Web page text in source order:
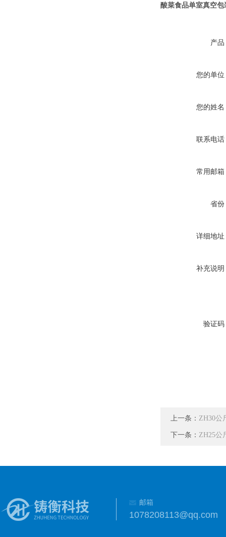
酸菜食品单室真空包
产品
您的单位
您的姓名
联系电话
常用邮箱
省份
详细地址
补充说明
验证码
上一条： ZH30公
下一条： ZH25公
邮箱
1078208113@qq.com